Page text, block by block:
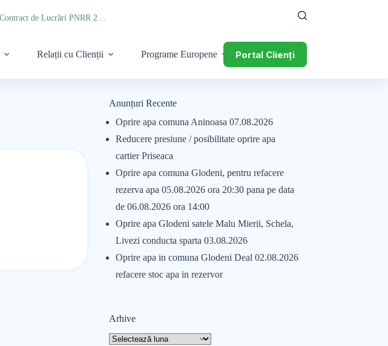
Relații cu Clienții Programe Europene Portal Clienți
Anunțuri Recente
Oprire apa comuna Aninoasa 07.08.2026
Reducere presiune / posibilitate oprire apa
cartier Priseaca
Oprire apa comuna Glodeni, pentru refacere
rezerva apa 05.08.2026 ora 20:30 pana pe data
de 06.08.2026 ora 14:00
Oprire apa Glodeni satele Malu Mierii, Schela,
Livezi conducta sparta 03.08.2026
Oprire apa in comuna Glodeni Deal 02.08.2026
refacere stoc apa in rezervor
Arhive